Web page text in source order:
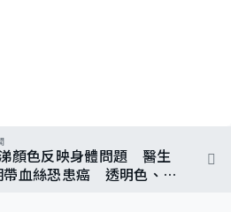
顏色反映身體問題 醫生
帶血絲恐患癌 透明色、